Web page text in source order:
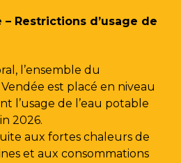
Restrictions d’usage de
l’ensemble du
est placé en niveau
l’usage de l’eau potable
2026.
aux fortes chaleurs de
et aux consommations